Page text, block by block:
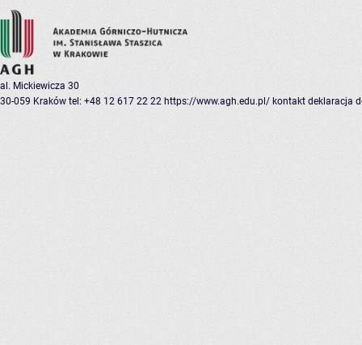
al. Mickiewicza 30
30-059 Kraków tel: +48 12 617 22 22 https://www.agh.edu.pl/ kontakt deklaracja